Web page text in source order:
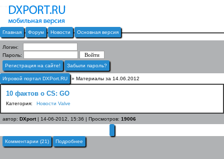
Главная Форум Новости Основная версия
Логин:
Пароль:
Регистрация на сайте!
Забыли пароль?
Игровой портал DXPort.RU » Материалы за 14.06.2012
10 фактов о CS: GO
Категория: Новости Valve
автор: DXport| 14-06-2012, 15:36 | Просмотров: 19006
Комментарии (21) Подробнее